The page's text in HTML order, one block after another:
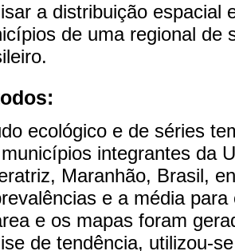
a distribuição espacial
de uma regional de
ecológico e de séries
integrantes da
Maranhão, Brasil,
e a média
e os mapas foram
de tendência, utilizou-